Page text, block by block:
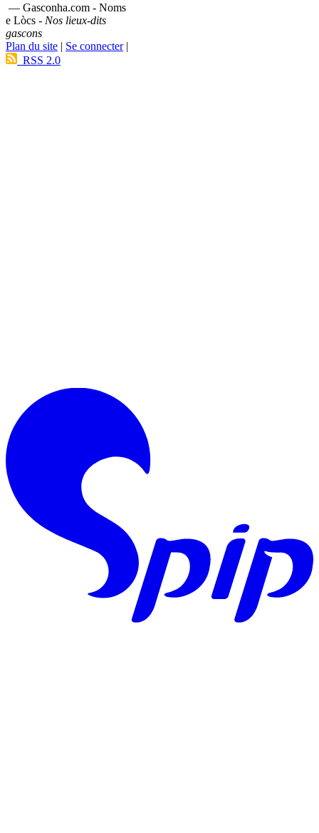
— Gasconha.com - Noms
e Lòcs - Nos lieux-dits
gascons
Plan du site | Se connecter|
RSS 2.0